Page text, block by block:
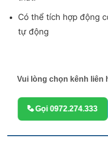
Có thể tích hợp động
tự động
Vui lòng chọn kênh liên
Gọi 0972.274.333